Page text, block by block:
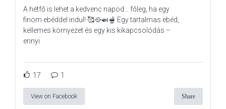
A hétfő is lehet a kedvenc napod… főleg, ha egy
finom ebéddel indul! 🥰🥘🍛🫕 Egy tartalmas ebéd,
kellemes környezet és egy kis kikapcsolódás –
ennyi
17 1
View on Facebook Share